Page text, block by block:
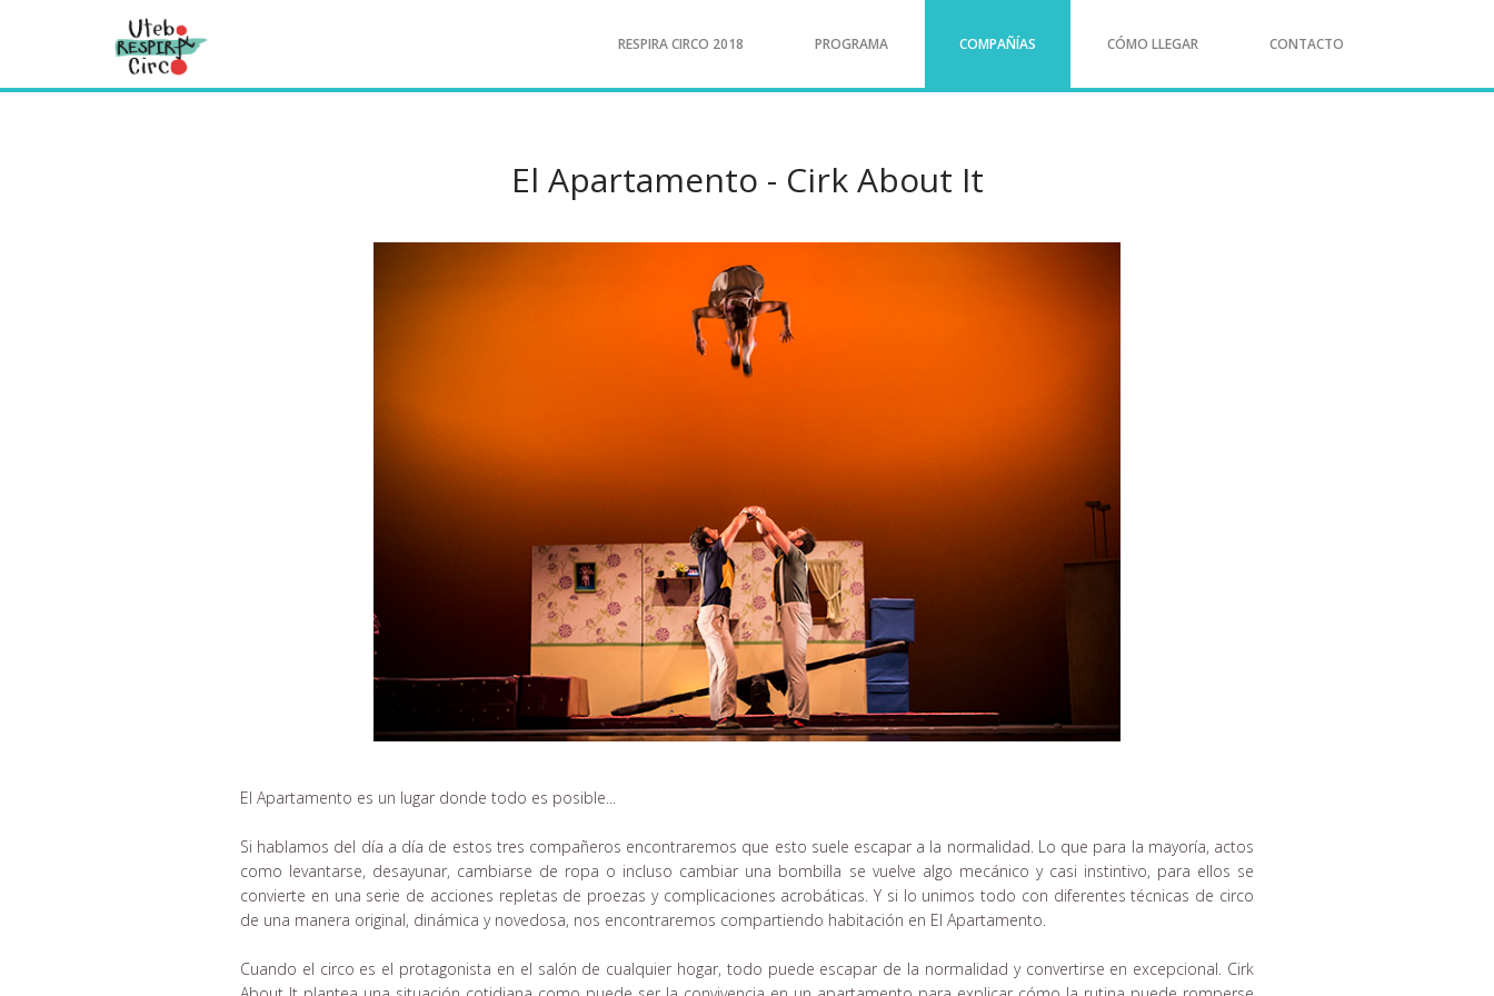
RESPIRA CIRCO 2018 PROGRAMA COMPAÑÍAS CÓMO LLEGAR CONTACTO
El Apartamento - Cirk About It
El Apartamento es un lugar donde todo es posible...
Si hablamos del día a día de estos tres compañeros encontraremos que esto suele escapar a la normalidad. Lo que para la mayoría, actos
como levantarse, desayunar, cambiarse de ropa o incluso cambiar una bombilla se vuelve algo mecánico y casi instintivo, para ellos se
convierte en una serie de acciones repletas de proezas y complicaciones acrobáticas. Y si lo unimos todo con diferentes técnicas de circo
de una manera original, dinámica y novedosa, nos encontraremos compartiendo habitación en El Apartamento.
Cuando el circo es el protagonista en el salón de cualquier hogar, todo puede escapar de la normalidad y convertirse en excepcional. Cirk